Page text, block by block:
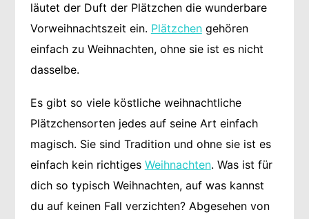
läutet der Duft der Plätzchen die wunderbare
Vorweihnachtszeit ein. Plätzchengehören
einfach zu Weihnachten, ohne sie ist es nicht
dasselbe.
Es gibt so viele köstliche weihnachtliche
Plätzchensorten jedes auf seine Art einfach
magisch. Sie sind Tradition und ohne sie ist es
einfach kein richtiges Weihnachten. Was ist für
dich so typisch Weihnachten, auf was kannst
du auf keinen Fall verzichten? Abgesehen von